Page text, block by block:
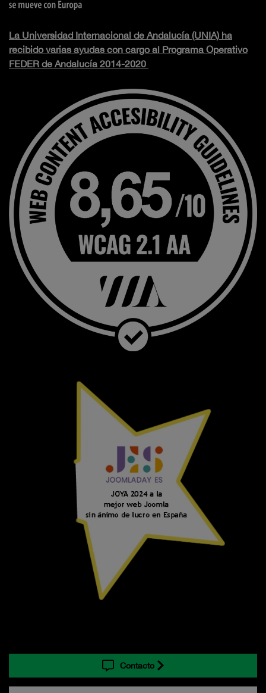
La Universidad Internacional de Andalucía (UNIA) ha
recibido varias ayudas con cargo al Programa Operativo
FEDER de Andalucía 2014-2020
Contacto